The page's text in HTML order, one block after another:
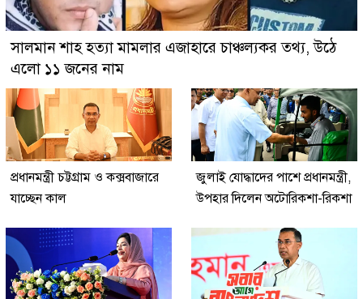
সালমান শাহ হত্যা মামলার এজাহারে চাঞ্চল্যকর তথ্য, উঠে
এলো ১১ জনের নাম
প্রধানমন্ত্রী চট্টগ্রাম ও কক্সবাজারে
যাচ্ছেন কাল
জুলাই যোদ্ধাদের পাশে প্রধানমন্ত্রী,
উপহার দিলেন অটোরিকশা-রিকশা